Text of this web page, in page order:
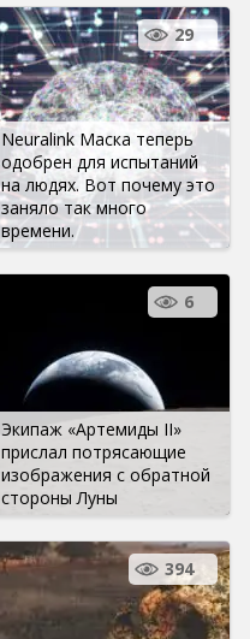
Neuralink Маска теперь
одобрен для испытаний
на людях. Вот почему это
заняло так много
времени.
29
Экипаж «Артемиды II»
прислал потрясающие
изображения с обратной
стороны Луны
6
394